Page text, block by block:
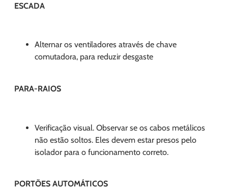
ESCADA
Alternar os ventiladores através de chave
comutadora, para reduzir desgaste
PARA-RAIOS
Verificação visual. Observar se os cabos metálicos
não estão soltos. Eles devem estar presos pelo
isolador para o funcionamento correto.
PORTÕES AUTOMÁTICOS